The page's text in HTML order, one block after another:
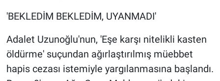
'BEKLEDİM BEKLEDİM, UYANMADI'
Adalet Uzunoğlu'nun, 'Eşe karşı nitelikli kasten
öldürme' suçundan ağırlaştırılmış müebbet
hapis cezası istemiyle yargılanmasına başlandı.